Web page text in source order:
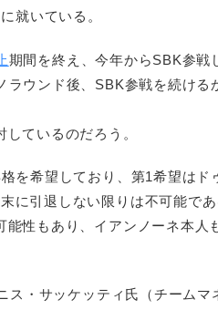
就いている。
期間を終え、今年からSBK参戦
ウンド後、SBK参戦を続ける
ているのだろう。
を希望しており、第1希望はド
に引退しない限りは不可能であ
能性もあり、イアンノーネ本人
・サッケッティ氏（チームマ